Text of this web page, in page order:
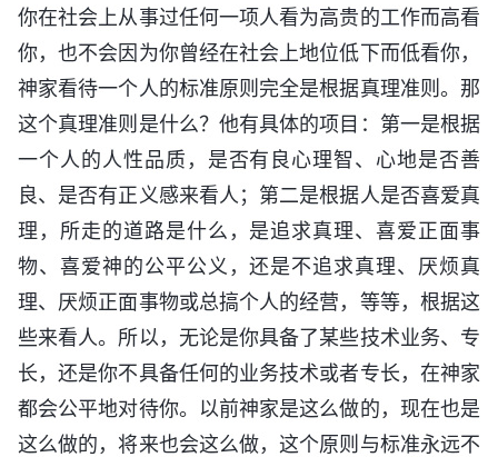
你在社会上从事过任何一项人看为高贵的工作而高看
你，也不会因为你曾经在社会上地位低下而低看你，
神家看待一个人的标准原则完全是根据真理准则。那
这个真理准则是什么？他有具体的项目：第一是根据
一个人的人性品质，是否有良心理智、心地是否善
良、是否有正义感来看人；第二是根据人是否喜爱真
理，所走的道路是什么，是追求真理、喜爱正面事
物、喜爱神的公平公义，还是不追求真理、厌烦真
理、厌烦正面事物或总搞个人的经营，等等，根据这
些来看人。所以，无论是你具备了某些技术业务、专
长，还是你不具备任何的业务技术或者专长，在神家
都会公平地对待你。以前神家是这么做的，现在也是
这么做的，将来也会这么做，这个原则与标准永远不